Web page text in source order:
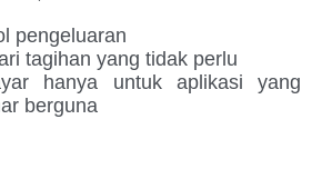
pengeluaran
tagihan yang tidak perlu
hanya untuk aplikasi yang
berguna